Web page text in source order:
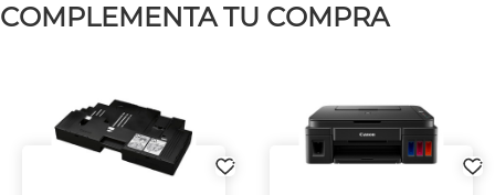
COMPLEMENTA TU COMPRA